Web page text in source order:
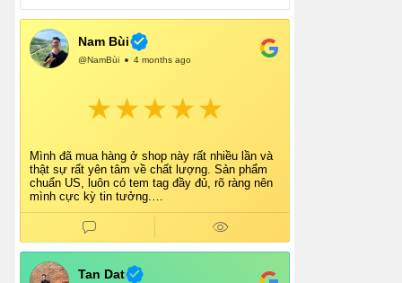
Nam Bùi
@NamBùi 4 months ago
Mình đã mua hàng ở shop này rất nhiều lần và
thật sự rất yên tâm về chất lượng. Sản phẩm
chuẩn US, luôn có tem tag đầy đủ, rõ ràng nên
mình cực kỳ tin tưởng.
Shop tư vấn nhiệt tình, giao hàng nhanh, đóng
gói cẩn thận. Mỗi lần mua đều cảm thấy hài
Chắc chắn mình sẽ tiếp tục ủng hộ shop lâu dài
và giới thiệu thêm cho bạn bè 👍
Tan Dat